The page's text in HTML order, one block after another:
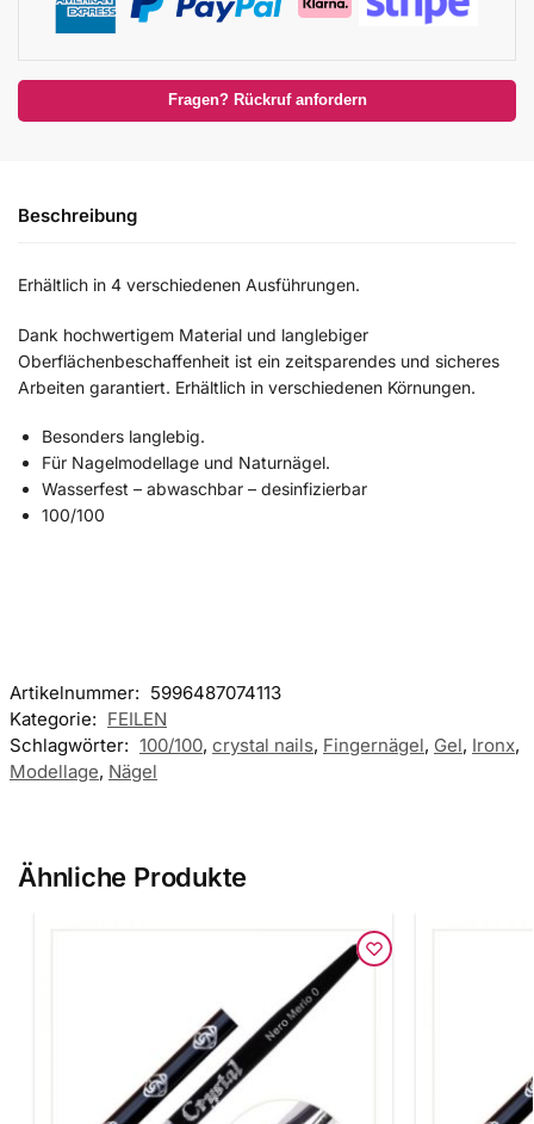
Fragen? Rückruf anfordern
Beschreibung
Erhältlich in 4 verschiedenen Ausführungen.
Dank hochwertigem Material und langlebiger
Oberflächenbeschaffenheit ist ein zeitsparendes und sicheres
Arbeiten garantiert. Erhältlich in verschiedenen Körnungen.
Besonders langlebig.
Für Nagelmodellage und Naturnägel.
Wasserfest – abwaschbar – desinfizierbar
100/100
Artikelnummer: 5996487074113
Kategorie: FEILEN
Schlagwörter: 100/100, crystal nails, Fingernägel, Gel, Ironx,
Modellage, Nägel
Ähnliche Produkte